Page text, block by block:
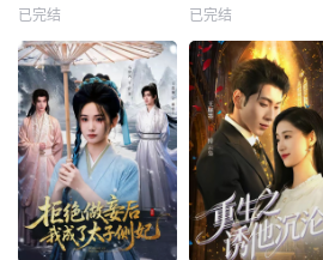
已完结 已完结